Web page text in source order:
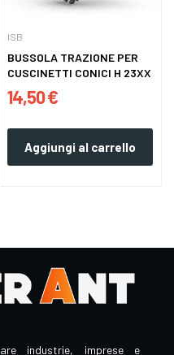
ISB
BUSSOLA TRAZIONE PER
CUSCINETTI CONICI H 23XX
14,50 €
Aggiungi al carrello
industrie, imprese e